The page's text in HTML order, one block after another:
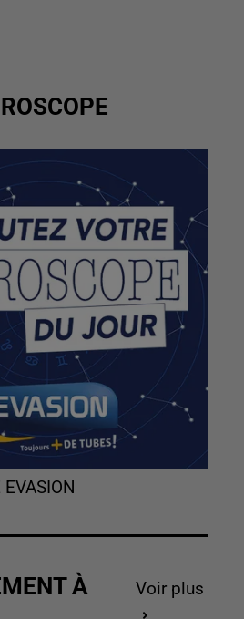
EVASION
À
Voir plus